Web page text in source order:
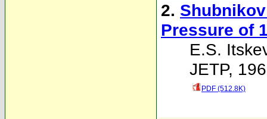
2.
Pressure of
E.S.
JETP,
PDF (512.8K)